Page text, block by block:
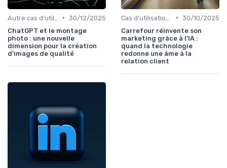
• 30/12/2025
ChatGPT et le montage
photo : une nouvelle
dimension pour la création
d’images de qualité
• 30/10/2025
Carrefour réinvente son
marketing grâce à l’IA :
quand la technologie
redonne une âme à la
relation client